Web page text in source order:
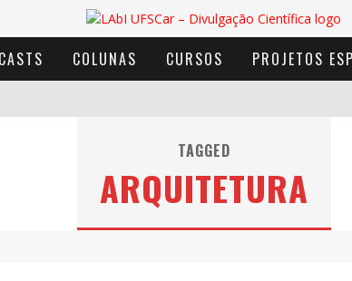
COLUNAS CURSOS PROJETOS
COM OS MOINHOS DE VENTO
TAGGED
ARQUITETURA